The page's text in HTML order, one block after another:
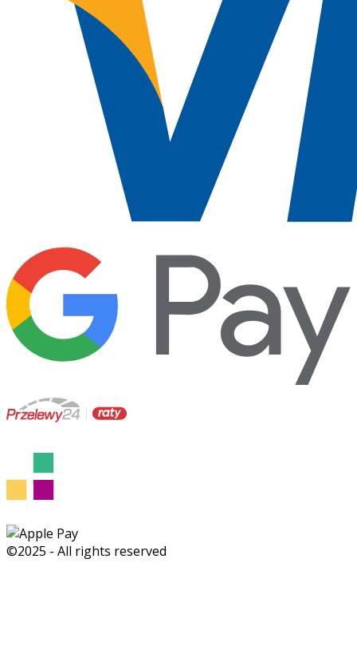
©2025 - All rights reserved